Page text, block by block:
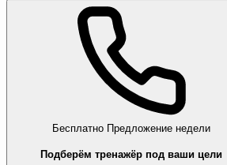
Бесплатно Предложение недели
Подберём тренажёр под ваши цели